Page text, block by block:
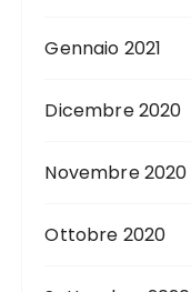
Gennaio 2021
Dicembre 2020
Novembre 2020
Ottobre 2020